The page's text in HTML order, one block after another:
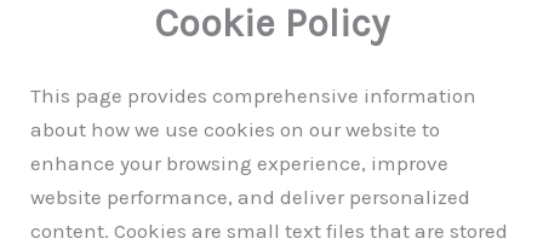
Cookie Policy
This page provides comprehensive information
about how we use cookies on our website to
enhance your browsing experience, improve
website performance, and deliver personalized
content. Cookies are small text files that are stored